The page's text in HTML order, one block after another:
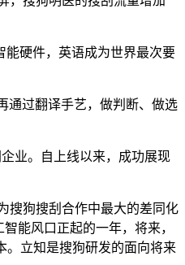
硬件，英语成为世界最次要
通过翻译手艺，做判断、做选
业。自上线以来，成功展现
搜狗搜刮合作中最大的差同化
能风口正起的一年，将来，
。立知是搜狗研发的面向将来